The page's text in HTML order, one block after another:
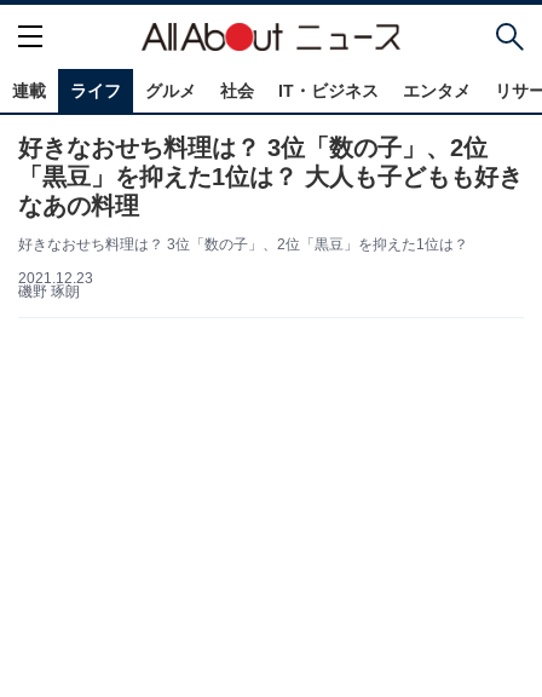
連載 ライフ グルメ 社会 IT・ビジネス エンタメ リサ
好きなおせち料理は？ 3位「数の子」、2位
「黒豆」を抑えた1位は？ 大人も子どもも好き
なあの料理
好きなおせち料理は？ 3位「数の子」、2位「黒豆」を抑えた1位は？
2021.12.23
磯野 琢朗